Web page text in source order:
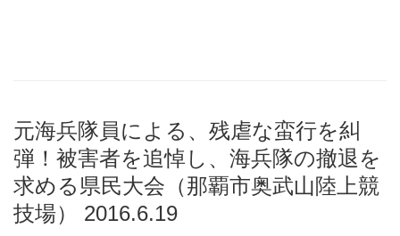
元海兵隊員による、残虐な蛮行を糾
弾！被害者を追悼し、海兵隊の撤退を
求める県民大会（那覇市奥武山陸上競
技場） 2016.6.19